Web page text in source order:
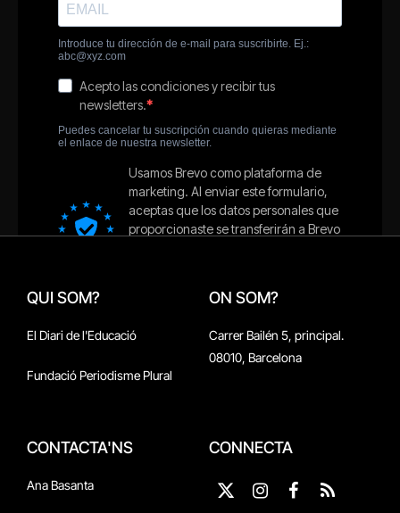
QUI SOM?
El Diari de l'Educació
Fundació Periodisme Plural
ON SOM?
Carrer Bailén 5, principal.
08010, Barcelona
CONTACTA'NS
Ana Basanta
CONNECTA
X
InstagramFacebook
RSS